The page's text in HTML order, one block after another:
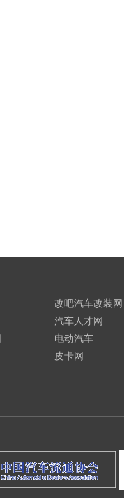
改吧汽车改装网
汽车人才网
电动汽车
皮卡网